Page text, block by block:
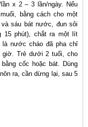
x 2 – 3 lần/ngày. Nếu
bằng cách cho một
và sáu bát nước, đun sôi
15 phút), chắt ra một lít
nước cháo đã pha chỉ
giờ. Trẻ dưới 2 tuổi, cho
cốc hoặc bát. Dùng
ra, cần dừng lại, sau 5